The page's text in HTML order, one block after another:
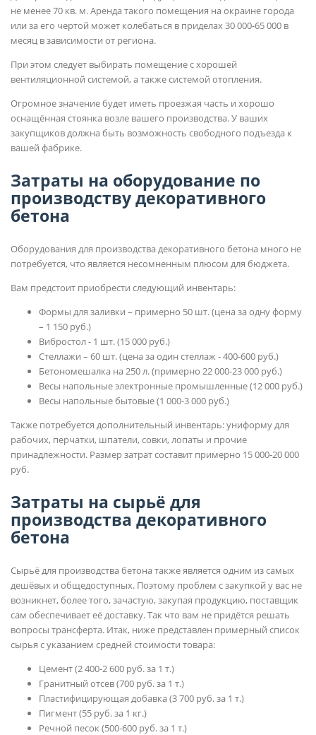
не менее 70 кв. м. Аренда такого помещения на окраине города
или за его чертой может колебаться в приделах 30 000-65 000 в
месяц в зависимости от региона.
При этом следует выбирать помещение с хорошей
вентиляционной системой, а также системой отопления.
Огромное значение будет иметь проезжая часть и хорошо
оснащённая стоянка возле вашего производства. У ваших
закупщиков должна быть возможность свободного подъезда к
вашей фабрике.
Затраты на оборудование по
производству декоративного
бетона
Оборудования для производства декоративного бетона много не
потребуется, что является несомненным плюсом для бюджета.
Вам предстоит приобрести следующий инвентарь:
Формы для заливки – примерно 50 шт. (цена за одну форму
– 1 150 руб.)
Вибростол - 1 шт. (15 000 руб.)
Стеллажи – 60 шт. (цена за один стеллаж - 400-600 руб.)
Бетономешалка на 250 л. (примерно 22 000-23 000 руб.)
Весы напольные электронные промышленные (12 000 руб.)
Весы напольные бытовые (1 000-3 000 руб.)
Также потребуется дополнительный инвентарь: униформу для
рабочих, перчатки, шпатели, совки, лопаты и прочие
принадлежности. Размер затрат составит примерно 15 000-20 000
руб.
Затраты на сырьё для
производства декоративного
бетона
Сырьё для производства бетона также является одним из самых
дешёвых и общедоступных. Поэтому проблем с закупкой у вас не
возникнет, более того, зачастую, закупая продукцию, поставщик
сам обеспечивает её доставку. Так что вам не придётся решать
вопросы трансферта. Итак, ниже представлен примерный список
сырья с указанием средней стоимости товара:
Цемент (2 400-2 600 руб. за 1 т.)
Гранитный отсев (700 руб. за 1 т.)
Пластифицирующая добавка (3 700 руб. за 1 т.)
Пигмент (55 руб. за 1 кг.)
Речной песок (500-600 руб. за 1 т.)